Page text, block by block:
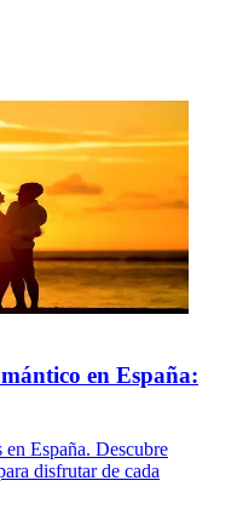
en España:
España. Descubre
disfrutar de cada